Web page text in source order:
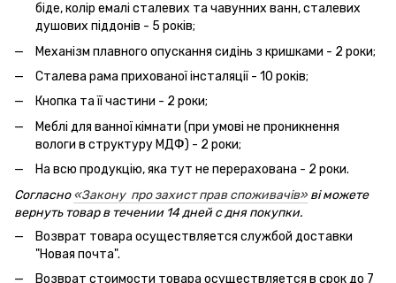
біде, колір емалі сталевих та чавунних ванн, сталевих
душових піддонів - 5 років;
Механізм плавного опускання сидінь з кришками - 2 роки;
Сталева рама прихованої інсталяції - 10 років;
Кнопка та її частини - 2 роки;
Меблі для ванної кімнати (при умові не проникнення
вологи в структуру МДФ) - 2 роки;
На всю продукцію, яка тут не перерахована - 2 роки.
Согласно«Закону про захист прав споживачів» ві можете
вернуть товар в течении 14 дней с дня покупки.
Возврат товара осуществляется службой доставки
"Новая почта".
Возврат стоимости товара осуществляется в срок до 7